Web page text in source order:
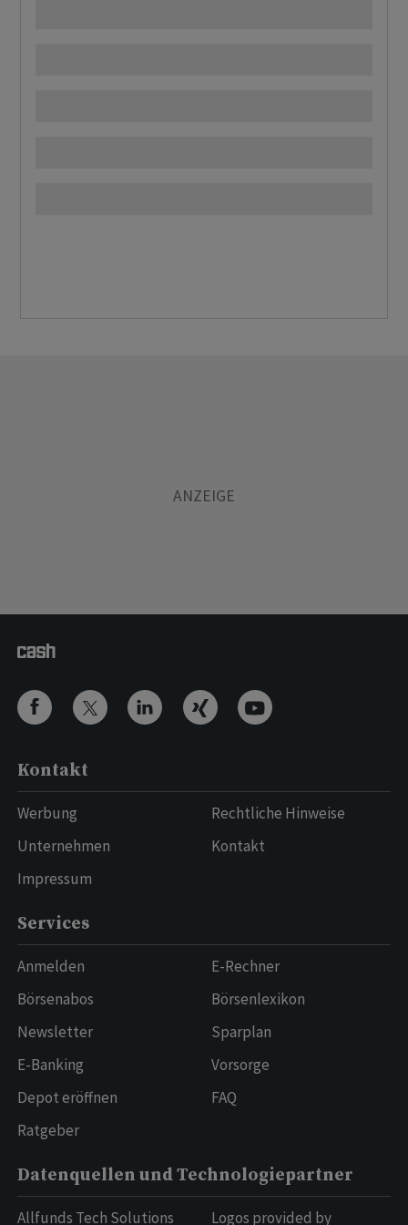
Kontakt
Werbung
Unternehmen
Impressum
Rechtliche Hinweise
Kontakt
Services
Anmelden
Börsenabos
Newsletter
E-Banking
Depot eröffnen
Ratgeber
E-Rechner
Börsenlexikon
Sparplan
Vorsorge
FAQ
Datenquellen und Technologiepartner
Allfunds Tech Solutions Logos provided by